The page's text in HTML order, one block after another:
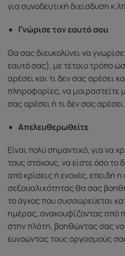
για συνοδευτική διείσδυση
Γνώρισε τον εαυτό σου
Θα σας διευκολύνει να
εαυτό σας), με τέτοιο τρόπο
αρέσει και τι δεν σας αρέσει
πληροφορίες, να μοιραστείτε
σας αρέσει ή τι δεν σας
Απελευθερωθείτε
Είναι πολύ σημαντικό, για να
τους στόχους, να είστε όσο το
από κρίσεις ή ενοχές, επειδή
σεξουαλικότητας θα σας
το άγχος που συσσωρεύεται
ημέρας, ανακουφίζοντας από
στην πλάτη, βοηθώντας σας να
ευνοώντας τους οργασμούς